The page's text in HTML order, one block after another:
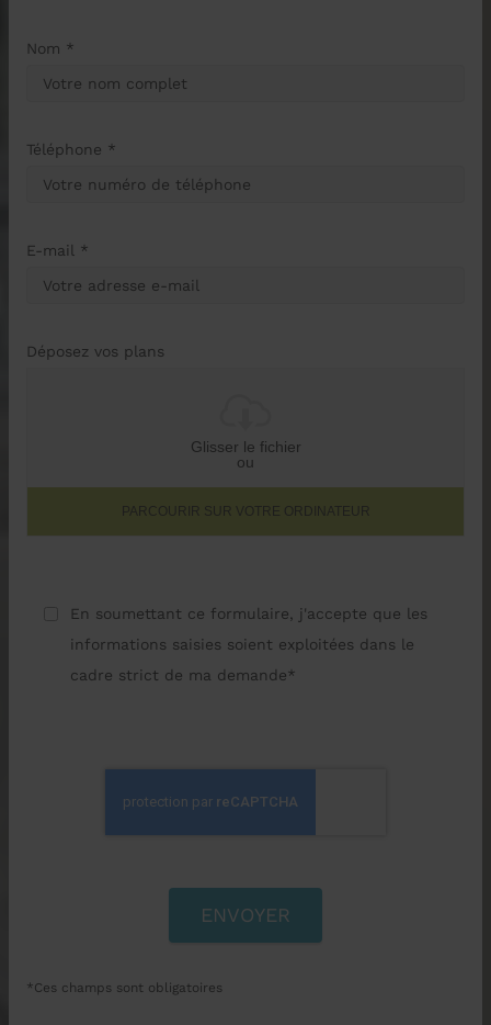
Nom *
Téléphone *
E-mail *
Déposez vos plans
Glisser le fichier
ou
PARCOURIR SUR VOTRE ORDINATEUR
En soumettant ce formulaire, j'accepte que les
informations saisies soient exploitées dans le
cadre strict de ma demande*
*Ces champs sont obligatoires